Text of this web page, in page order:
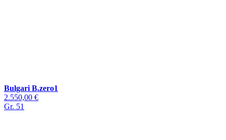
Bulgari B.zero1
2.550,00 €
Gr. 51